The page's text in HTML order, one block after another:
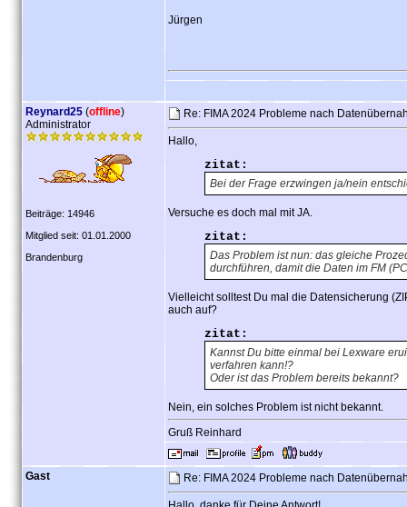
Jürgen
Reynard25 (offline)
Administrator
Beiträge: 14946
Mitglied seit: 01.01.2000
Brandenburg
Re: FIMA 2024 Probleme nach
Hallo,
zitat:
Bei der Frage erzwingen ja/nein
Versuche es doch mal mit JA.
zitat:
Das Problem ist nun: das gleiche
durchführen, damit die Daten im FM
Vielleicht solltest Du mal die Datensicherung
auch auf?
zitat:
Kannst Du bitte einmal bei Lexware
verfahren kann!?
Oder ist das Problem bereits bekannt?
Nein, ein solches Problem ist nicht bekannt.
Gruß Reinhard
Gast Re: FIMA 2024 Probleme nach